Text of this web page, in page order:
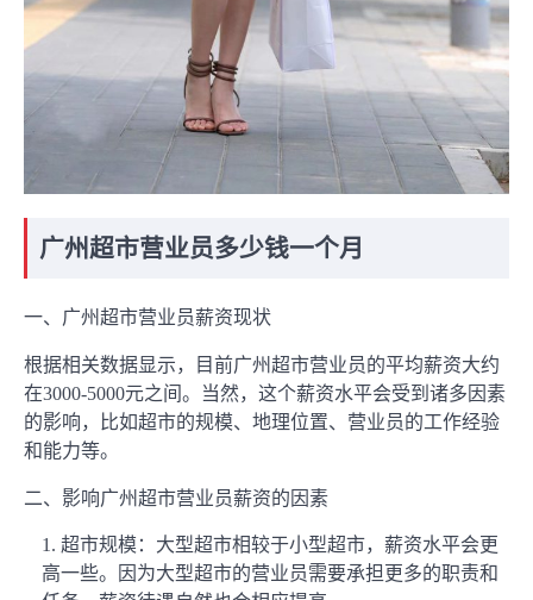
广州超市营业员多少钱一个月
一、广州超市营业员薪资现状
根据相关数据显示，目前广州超市营业员的平均薪资大约
在3000-5000元之间。当然，这个薪资水平会受到诸多因素
的影响，比如超市的规模、地理位置、营业员的工作经验
和能力等。
二、影响广州超市营业员薪资的因素
超市规模：大型超市相较于小型超市，薪资水平会更
高一些。因为大型超市的营业员需要承担更多的职责和